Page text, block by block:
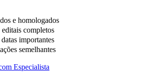
e homologados
completos
importantes
semelhantes
Especialista